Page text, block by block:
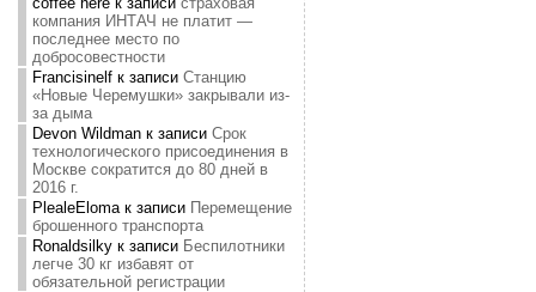
компания ИНТАЧ не платит —
последнее место по
добросовестности
Francisinelfк записи Станцию
«Новые Черемушки» закрывали из-
за дыма
Devon Wildmanк записи Срок
технологического присоединения в
Москве сократится до 80 дней в
2016 г.
PlealeElomaк записи Перемещение
брошенного транспорта
Ronaldsilkyк записи Беспилотники
легче 30 кг избавят от
обязательной регистрации